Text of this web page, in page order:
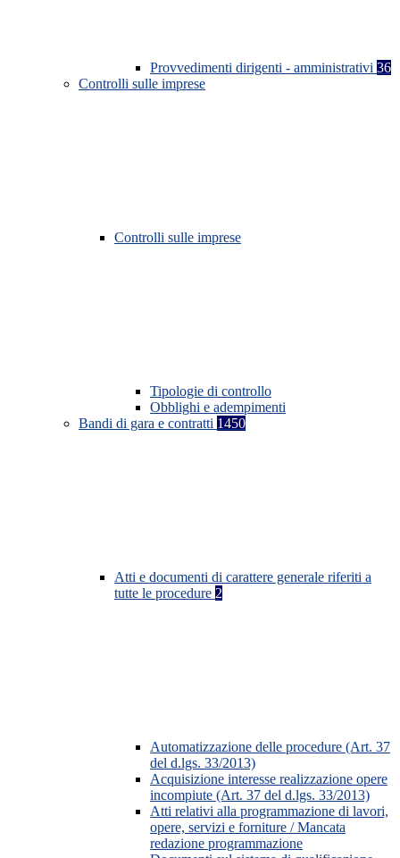
Provvedimenti dirigenti - amministrativi 36
Controlli sulle imprese
Controlli sulle imprese
Tipologie di controllo
Obblighi e adempimenti
Bandi di gara e contratti 1450
Atti e documenti di carattere generale riferiti a
tutte le procedure 2
Automatizzazione delle procedure (Art. 37
del d.lgs. 33/2013)
Acquisizione interesse realizzazione opere
incompiute (Art. 37 del d.lgs. 33/2013)
Atti relativi alla programmazione di lavori,
opere, servizi e forniture / Mancata
redazione programmazione